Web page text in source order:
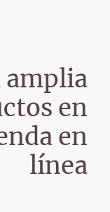
amplia
en
en
línea